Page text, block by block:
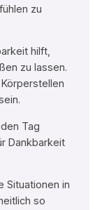
zu
hilft,
zu lassen.
Tag
Dankbarkeit
Situationen in
so